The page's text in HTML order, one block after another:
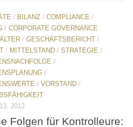
/ BILANZ / COMPLIANCE /
/ CORPORATE GOVERNANCE
/ GESCHÄFTSBERICHT /
/ MITTELSTAND / STRATEGIE /
/
/
/ VORSTAND /
2012
Folgen für Kontrolleure: